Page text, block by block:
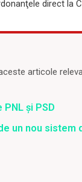
direct la
articole
și PSD
un nou sistem